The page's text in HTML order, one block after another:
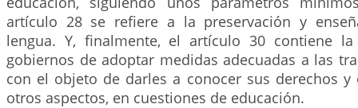
artículo 28 se refiere a la preservación y
lengua. Y, finalmente, el artículo 30 contiene
gobiernos de adoptar medidas adecuadas a las
con el objeto de darles a conocer sus derechos y
otros aspectos, en cuestiones de educación.